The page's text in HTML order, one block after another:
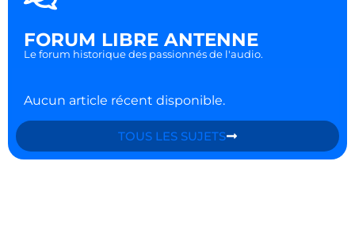
FORUM LIBRE ANTENNE
Le forum historique des passionnés de l'audio.
Aucun article récent disponible.
TOUS LES SUJETS